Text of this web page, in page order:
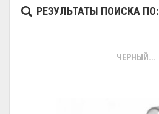
РЕЗУЛЬТАТЫ ПОИСКА ПО:
ЧЕРНЫЙ...